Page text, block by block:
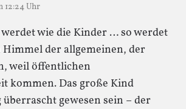
12:24 Uhr
wie die Kinder … so werdet
der allgemeinen, der
weil öffentlichen
kommen. Das große Kind
gewesen sein – der